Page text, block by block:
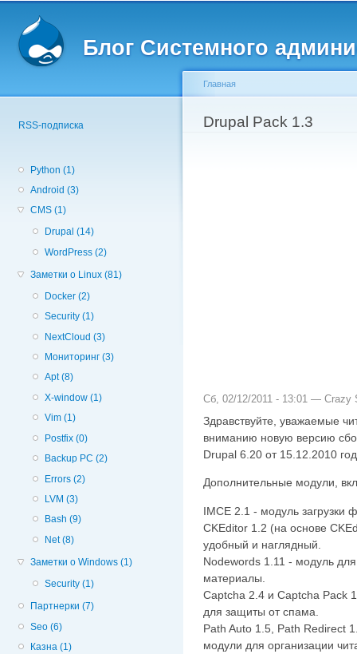
Блог Системного
RSS-подписка
Python (1)
Android (3)
CMS (1)
Drupal (14)
WordPress (2)
Заметки о Linux (81)
Docker (2)
Security (1)
NextCloud (3)
Мониторинг (3)
Apt (8)
X-window (1)
Vim (1)
Postfix (0)
Backup PC (2)
Errors (2)
LVM (3)
Bash (9)
Net (8)
Заметки о Windows (1)
Security (1)
Партнерки (7)
Seo (6)
Казна (1)
Вы здесь
Главная
Drupal Pack 1.3
Сб, 02/12/2011 - 13:01 — Crazy
Здравствуйте, уважаемые
вниманию новую версию
Drupal 6.20 от 15.12.2010
Дополнительные модули,
IMCE 2.1 - модуль загрузки
CKEditor 1.2 (на основе
удобный и наглядный.
Nodewords 1.11 - модуль
материалы.
Captcha 2.4 и Captcha Pack
для защиты от спама.
Path Auto 1.5, Path Redirect
модули для организации